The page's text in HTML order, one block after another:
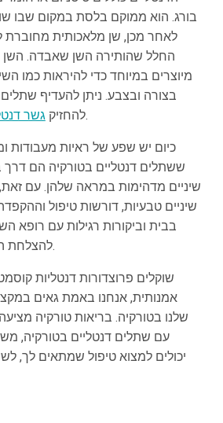
בורג. הוא ממוקם בלסת במקום שבו
לאחר מכן, שן מלאכותית
החלל שהותירה השן שאבדה. השן
מיוצרים במיוחד כדי להיראות כמו
בצורה ובצבע. ניתן להעדיף
להחזיקגשר או תותבות במקומן.
כיום יש שפע של ראיות מעבודות
ששתלים דנטליים בטורקיה הם דרך
שיניים מדהימות במראה שלהן. עם
שיניים טבעיות, דורשות טיפול
בבית וביקורות רגילות עם רופא
להצלחת השתלים לטווח הארוך.
שוקלים פרוצדורות דנטליות
אמנותית, אנחנו באמת גאים
שלנו בטורקיה. בריאות טורקיה
עם שתלים דנטליים בטורקיה,
יכולים למצוא טיפול שמתאים לך,